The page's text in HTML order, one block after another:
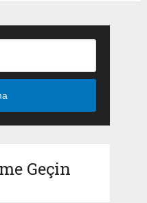
Geçin